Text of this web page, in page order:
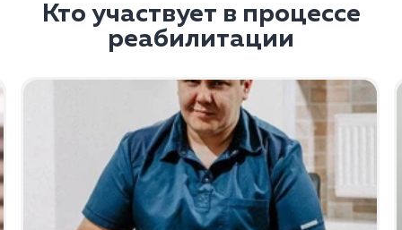
Кто участвует в процессе
реабилитации